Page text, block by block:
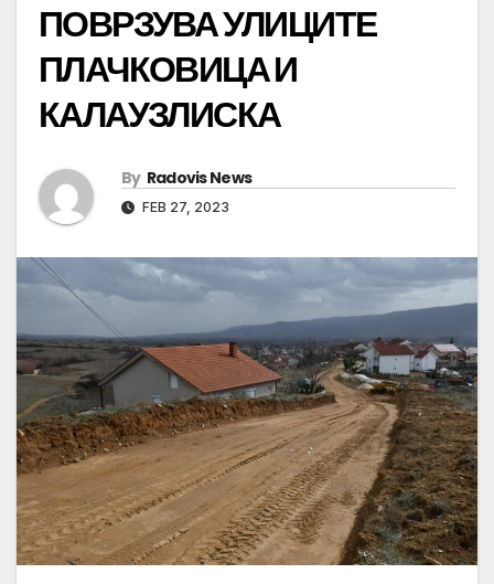
ПОВРЗУВА УЛИЦИТЕ
ПЛАЧКОВИЦА И
КАЛАУЗЛИСКА
By Radovis News
FEB 27, 2023